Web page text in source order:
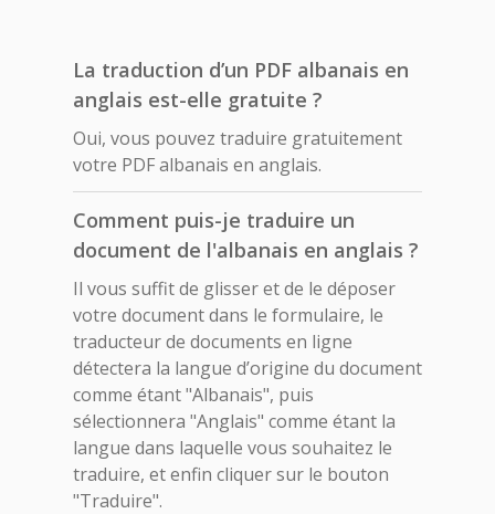
La traduction d’un PDF albanais en
anglais est-elle gratuite ?
Oui, vous pouvez traduire gratuitement
votre PDF albanais en anglais.
Comment puis-je traduire un
document de l'albanais en anglais ?
Il vous suffit de glisser et de le déposer
votre document dans le formulaire, le
traducteur de documents en ligne
détectera la langue d’origine du document
comme étant "Albanais", puis
sélectionnera "Anglais" comme étant la
langue dans laquelle vous souhaitez le
traduire, et enfin cliquer sur le bouton
"Traduire".